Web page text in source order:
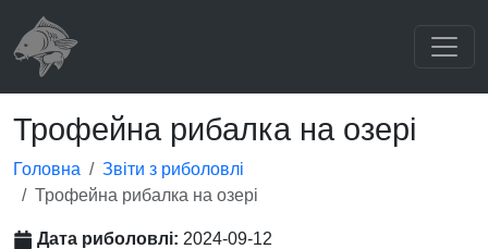
Трофейна рибалка на озері
Головна
Звіти з риболовлі
Трофейна рибалка на озері
Дата риболовлі: 2024-09-12